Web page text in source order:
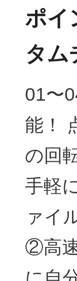
ポ
タム
01〜
能！
の回
手軽
ァイ
②高